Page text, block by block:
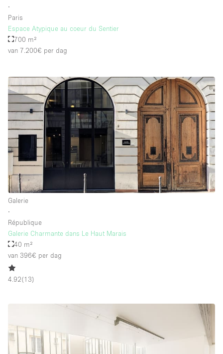
∙
Paris
Espace Atypique au coeur du Sentier
700 m²
van 7.200€ per dag
Galerie
∙
République
Galerie Charmante dans Le Haut Marais
40 m²
van 396€ per dag
4.92(13)